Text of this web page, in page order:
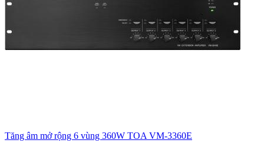
Tăng âm mở rộng 6 vùng 360W TOA VM-3360E